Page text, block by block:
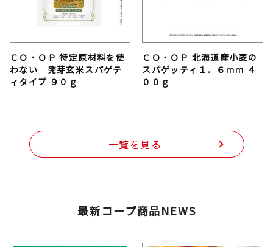
ＣＯ・ＯＰ 特定原材料を使
わない 発芽玄米スパゲテ
ィタイプ ９０ｇ
ＣＯ・ＯＰ 北海道産小麦の
スパゲッティ１．６ｍｍ ４
００ｇ
一覧を見る
最新コープ商品NEWS